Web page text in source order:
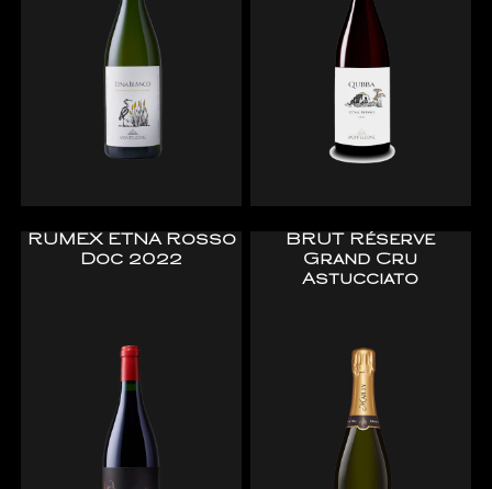
RUMEX ETNA Rosso
Doc 2022
BRUT Réserve
Grand Cru
Astucciato